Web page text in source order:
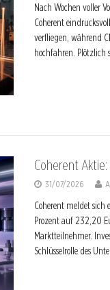
Nach Wochen voller
Coherent
verfliegen, während
hochfahren. Plötzlich
Coherent Aktie:
31/07/2026
Coherent meldet sich
Prozent auf 232,20
Marktteilnehmer.
Schlüsselrolle des